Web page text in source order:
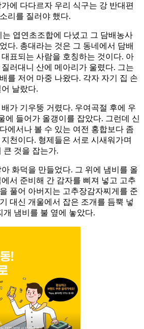
에 다다르자 우리 식구는 강 반대편
리를 질러야 했다.
엽연초조합에 다녔고 그 담배농사
다. 총대라는 것은 그 동네에서 담배
표되는 사람을 호칭하는 것이다. 아
러대니 산에 메아리가 울렸다. 그는
를 저어 마중 나왔다. 각자 자기 집 손
날랐다.
가 기우뚱 거렸다. 우여곡절 후에 우
에 들어가 올갱이를 잡았다. 그런데 신
에서나 볼 수 있는 여전 홍합보다 좀
천이다. 형제들은 서로 시새워가며
큰 것을 잡는가.
화덕을 만들었다. 그 위에 냄비를 올
서 준비해 간 감자를 삐져 넣고 고추
풀어 아버지는 고추장감자찌게를 준
대신 개울에서 잡은 조개를 듬뿍 넣
개 냄비를 불 옆에 놓았다.